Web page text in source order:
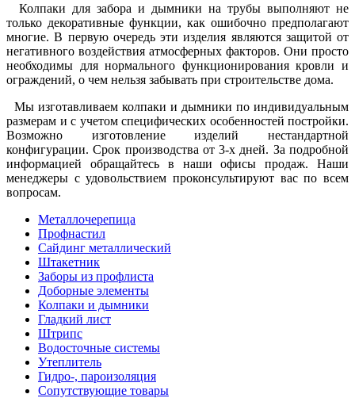
Колпаки для забора и дымники на трубы выполняют не
только декоративные функции, как ошибочно предполагают
многие. В первую очередь эти изделия являются защитой от
негативного воздействия атмосферных факторов. Они просто
необходимы для нормального функционирования кровли и
ограждений, о чем нельзя забывать при строительстве дома.
Мы изготавливаем колпаки и дымники по индивидуальным
размерам и с учетом специфических особенностей постройки.
Возможно изготовление изделий нестандартной
конфигурации. Срок производства от 3-х дней. За подробной
информацией обращайтесь в наши офисы продаж. Наши
менеджеры с удовольствием проконсультируют вас по всем
вопросам.
Металлочерепица
Профнастил
Сайдинг металлический
Штакетник
Заборы из профлиста
Доборные элементы
Колпаки и дымники
Гладкий лист
Штрипс
Водосточные системы
Утеплитель
Гидро-, пароизоляция
Сопутствующие товары